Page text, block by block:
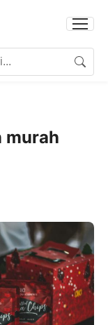
Search
murah